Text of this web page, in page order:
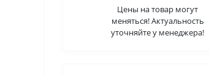
Цены на товар могут
меняться! Актуальность
уточняйте у менеджера!